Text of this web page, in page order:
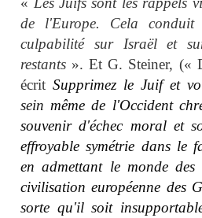
de l'Europe.
Cela
culpabilité
sur Israël et
restants ». Et G. Steiner, («
écrit Supprimez le Juif et
sein même de l'Occident
souvenir d'échec moral et
effroyable symétrie dans le
en admettant le monde des
civilisation européenne des
sorte qu'il soit